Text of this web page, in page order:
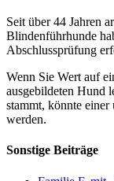
Seit über 44 Jahren
Blindenführhunde
Abschlussprüfung
Wenn Sie Wert auf
ausgebildeten Hund
stammt, könnte
werden.
Sonstige Beiträge